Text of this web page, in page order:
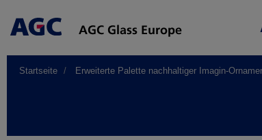
Main
Startseite Erweiterte Palette nachhaltiger Imagin-